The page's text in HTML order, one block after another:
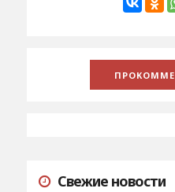
Свежие новости